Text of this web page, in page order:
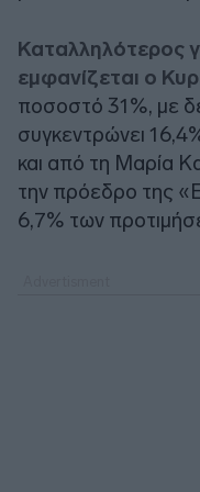
Καταλληλότερος
εμφανίζεται ο
ποσοστό 31%, με
συγκεντρώνει
και από τη Μαρία
την πρόεδρο της
6,7% των